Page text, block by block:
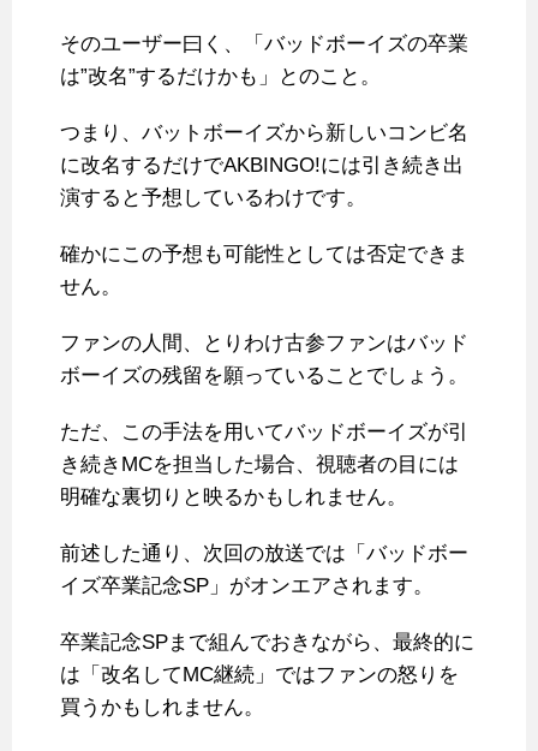
そのユーザー曰く、「バッドボーイズの卒業
は”改名”するだけかも」とのこと。
つまり、バットボーイズから新しいコンビ名
に改名するだけでAKBINGO!には引き続き出
演すると予想しているわけです。
確かにこの予想も可能性としては否定できま
せん。
ファンの人間、とりわけ古参ファンはバッド
ボーイズの残留を願っていることでしょう。
ただ、この手法を用いてバッドボーイズが引
き続きMCを担当した場合、視聴者の目には
明確な裏切りと映るかもしれません。
前述した通り、次回の放送では「バッドボー
イズ卒業記念SP」がオンエアされます。
卒業記念SPまで組んでおきながら、最終的に
は「改名してMC継続」ではファンの怒りを
買うかもしれません。